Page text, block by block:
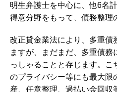
明生弁護士を中心に、他6名
得意分野をもって、債務整理
改正貸金業法により、多重債
ますが、まだまだ、多重債務
っしゃることと存じます。
のプライバシー等にも最大限
産、任意整理、過払い金回収